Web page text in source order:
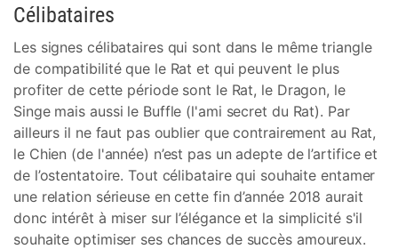
Célibataires
Les signes célibataires qui sont dans le même triangle
de compatibilité que le Rat et qui peuvent le plus
profiter de cette période sont le Rat, le Dragon, le
Singe mais aussi le Buffle (l'ami secret du Rat). Par
ailleurs il ne faut pas oublier que contrairement au Rat,
le Chien (de l'année) n’est pas un adepte de l’artifice et
de l’ostentatoire. Tout célibataire qui souhaite entamer
une relation sérieuse en cette fin d’année 2018 aurait
donc intérêt à miser sur l’élégance et la simplicité s'il
souhaite optimiser ses chances de succès amoureux.